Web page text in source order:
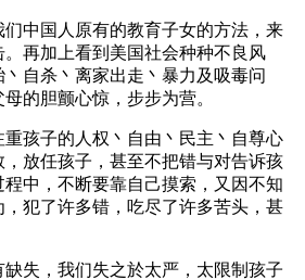
中国人原有的教育子女的方法，来
再加上看到美国社会种种不良风
自杀丶离家出走丶暴力及吸毒问
的胆颤心惊，步步为营。
孩子的人权丶自由丶民主丶自尊心
放任孩子，甚至不把错与对告诉孩
中，不断要靠自己摸索，又因不知
犯了许多错，吃尽了许多苦头，甚
失，我们失之於太严，太限制孩子